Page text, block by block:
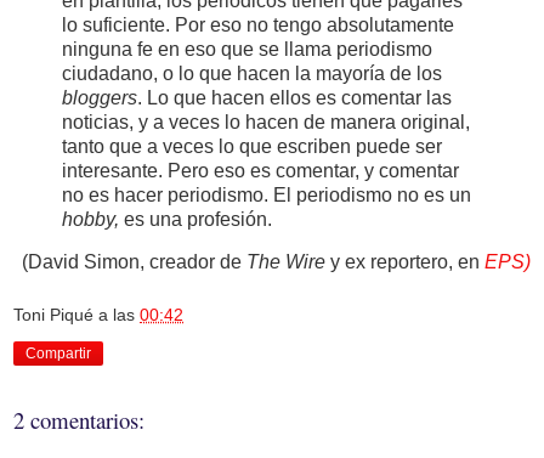
lo suficiente. Por eso no tengo absolutamente
ninguna fe en eso que se llama periodismo
ciudadano, o lo que hacen la mayoría de los
bloggers. Lo que hacen ellos es comentar las
noticias, y a veces lo hacen de manera original,
tanto que a veces lo que escriben puede ser
interesante. Pero eso es comentar, y comentar
no es hacer periodismo. El periodismo no es un
hobby, es una profesión.
(David Simon, creador de The Wire y ex reportero, en EPS)
Toni Piqué a las 00:42
Compartir
2 comentarios: